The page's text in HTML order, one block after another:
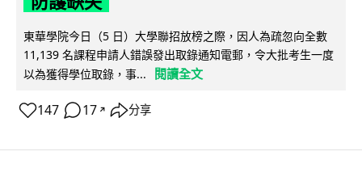
東華學院今日（5 日）大學聯招放榜之際，因人為疏忽向全數
11,139 名課程申請人錯誤發出取錄通知電郵，令大批考生一度
以為獲得學位取錄，事...
閱讀全文
147 17 ↗ 分享